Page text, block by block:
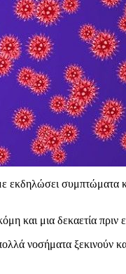
εκδηλώσει
και μια δεκαετία
νοσήματα ξεκινούν